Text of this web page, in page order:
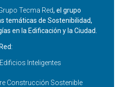
Tecma Red, el grupo
temáticas de Sostenibilidad,
en la Edificación y la Ciudad.
Inteligentes
Construcción Sostenible